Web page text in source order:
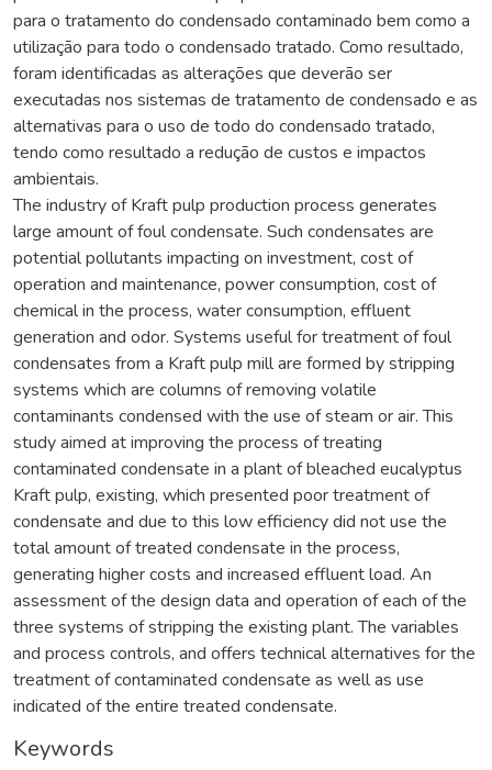
para o tratamento do condensado contaminado bem como a
utilização para todo o condensado tratado. Como resultado,
foram identificadas as alterações que deverão ser
executadas nos sistemas de tratamento de condensado e as
alternativas para o uso de todo do condensado tratado,
tendo como resultado a redução de custos e impactos
ambientais.
The industry of Kraft pulp production process generates
large amount of foul condensate. Such condensates are
potential pollutants impacting on investment, cost of
operation and maintenance, power consumption, cost of
chemical in the process, water consumption, effluent
generation and odor. Systems useful for treatment of foul
condensates from a Kraft pulp mill are formed by stripping
systems which are columns of removing volatile
contaminants condensed with the use of steam or air. This
study aimed at improving the process of treating
contaminated condensate in a plant of bleached eucalyptus
Kraft pulp, existing, which presented poor treatment of
condensate and due to this low efficiency did not use the
total amount of treated condensate in the process,
generating higher costs and increased effluent load. An
assessment of the design data and operation of each of the
three systems of stripping the existing plant. The variables
and process controls, and offers technical alternatives for the
treatment of contaminated condensate as well as use
indicated of the entire treated condensate.
Keywords